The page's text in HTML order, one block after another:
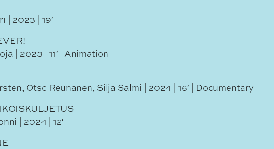
| 2023 | 19′
| 2023 | 11′ | Animation
Otso Reunanen, Silja Salmi | 2024 | 16′ | Documentary
| 2024 | 12′